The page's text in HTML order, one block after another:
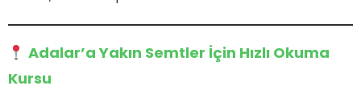
Adalar’a Yakın Semtler İçin Hızlı Okuma
Kursu